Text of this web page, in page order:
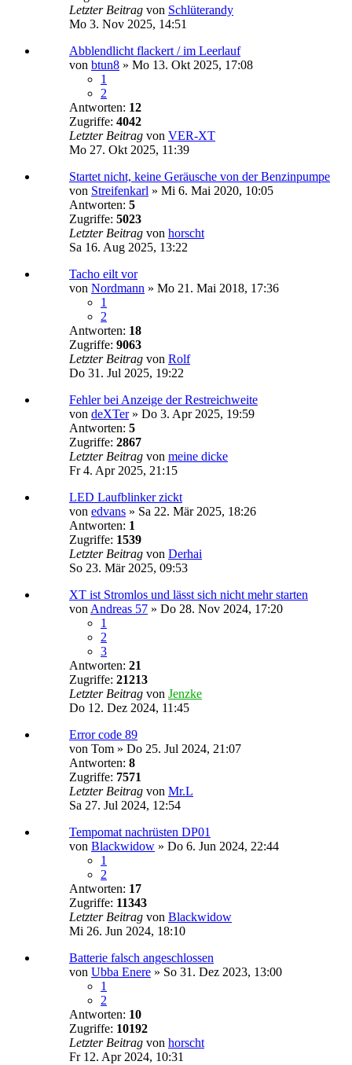
Letzter Beitrag von Schlüterandy
Mo 3. Nov 2025, 14:51
Abblendlicht flackert / im Leerlauf
von btun8 » Mo 13. Okt 2025, 17:08
1
2
Antworten: 12
Zugriffe: 4042
Letzter Beitrag von VER-XT
Mo 27. Okt 2025, 11:39
Startet nicht, keine Geräusche von der Benzinpumpe
von Streifenkarl » Mi 6. Mai 2020, 10:05
Antworten: 5
Zugriffe: 5023
Letzter Beitrag von horscht
Sa 16. Aug 2025, 13:22
Tacho eilt vor
von Nordmann » Mo 21. Mai 2018, 17:36
1
2
Antworten: 18
Zugriffe: 9063
Letzter Beitrag von Rolf
Do 31. Jul 2025, 19:22
Fehler bei Anzeige der Restreichweite
von deXTer» Do 3. Apr 2025, 19:59
Antworten: 5
Zugriffe: 2867
Letzter Beitrag von meine dicke
Fr 4. Apr 2025, 21:15
LED Laufblinker zickt
von edvans » Sa 22. Mär 2025, 18:26
Antworten: 1
Zugriffe: 1539
Letzter Beitrag von Derhai
So 23. Mär 2025, 09:53
XT ist Stromlos und lässt sich nicht mehr starten
von Andreas 57 » Do 28. Nov 2024, 17:20
1
2
3
Antworten: 21
Zugriffe: 21213
Letzter Beitrag von Jenzke
Do 12. Dez 2024, 11:45
Error code 89
von Tom » Do 25. Jul 2024, 21:07
Antworten: 8
Zugriffe: 7571
Letzter Beitrag von Mr.L
Sa 27. Jul 2024, 12:54
Tempomat nachrüsten DP01
von Blackwidow » Do 6. Jun 2024, 22:44
1
2
Antworten: 17
Zugriffe: 11343
Letzter Beitrag von Blackwidow
Mi 26. Jun 2024, 18:10
Batterie falsch angeschlossen
von Ubba Enere » So 31. Dez 2023, 13:00
1
2
Antworten: 10
Zugriffe: 10192
Letzter Beitrag von horscht
Fr 12. Apr 2024, 10:31